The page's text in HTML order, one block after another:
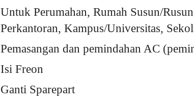
Untuk Perumahan, Rumah Susun/
Perkantoran, Kampus/Universitas,
Pemasangan dan pemindahan AC
Isi Freon
Ganti Sparepart